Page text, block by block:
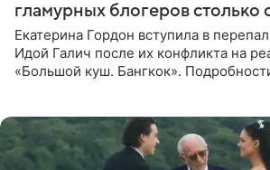
гламурных блогеров столько
Екатерина Гордон вступила в
Идой Галич после их конфликта на
«Большой куш. Бангкок».